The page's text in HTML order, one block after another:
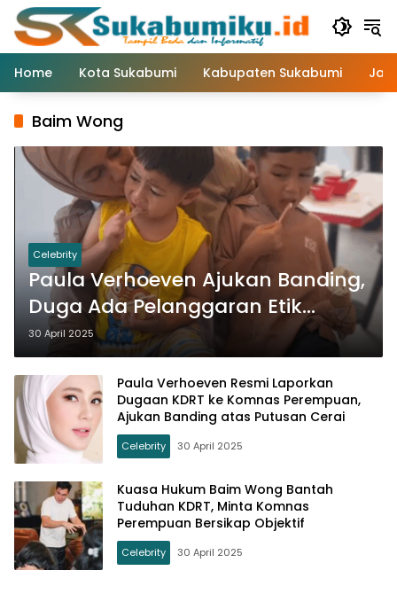
Langsung
konten
Home
Kota Sukabumi Kabupaten Sukabumi
Baim Wong
Celebrity
Paula Verhoeven Ajukan Banding,
Duga Ada Pelanggaran Etik
dalam Putusan Cerai dengan
Baim Wong
30 April 2025
Paula Verhoeven Resmi Laporkan
Dugaan KDRT ke Komnas Perempuan,
Ajukan Banding atas Putusan Cerai
Celebrity 30 April 2025
Kuasa Hukum Baim Wong Bantah
Tuduhan KDRT, Minta Komnas
Perempuan Bersikap Objektif
Celebrity 30 April 2025